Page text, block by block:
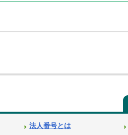
法人番号とは